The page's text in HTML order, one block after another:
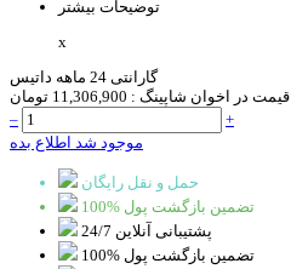
توضیحات بیشتر
x
گارانتی 24 ماهه داتیس
قیمت در اخوان شاپینگ : 11,306,900 تومان
–
+
موجود شد اطلاع بده
حمل و نقل رایگان
100% تضمین بازگشت پول
پشتیبانی آنلاین 24/7
100% تضمین بازگشت پول